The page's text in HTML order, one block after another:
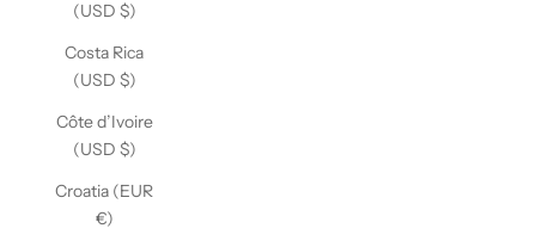
(USD $)
Costa Rica
(USD $)
Côte d’Ivoire
(USD $)
Croatia (EUR
€)